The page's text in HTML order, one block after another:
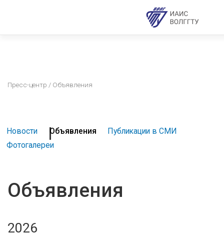
Пресс-центр / Объявления
Новости Объявления
Публикации в СМИ
Фотогалереи
Объявления
2026